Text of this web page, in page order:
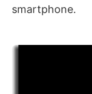
smartphone.